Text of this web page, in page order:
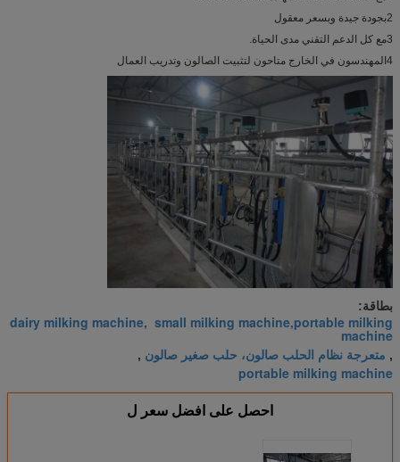
2بجودة جيدة وبسعر معقول
3مع كل الدعم التقني مدى الحياة.
4المهندسون في الخارج متاحون لتثبيت الصالون وتدريب العمال
بطاقة:
dairy milking machine, small milking machine,portable milking
machine
, متعرجة نظام الحلب صالون، حلب صغير صالون ,
portable milking machine
احصل على افضل سعر ل